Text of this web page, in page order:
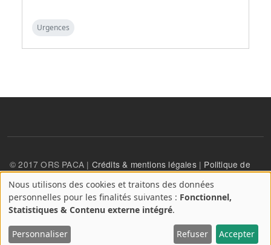
Urgences
© 2017 ORS PACA | Crédits & mentions légales| Politique de
confidentialité
User account menu
Se connecter
A
propos
cookies
Nous utilisons des cookies et traitons des données
personnelles pour les finalités suivantes : Fonctionnel,
Statistiques & Contenu externe intégré.
Personnaliser Refuser Accepter